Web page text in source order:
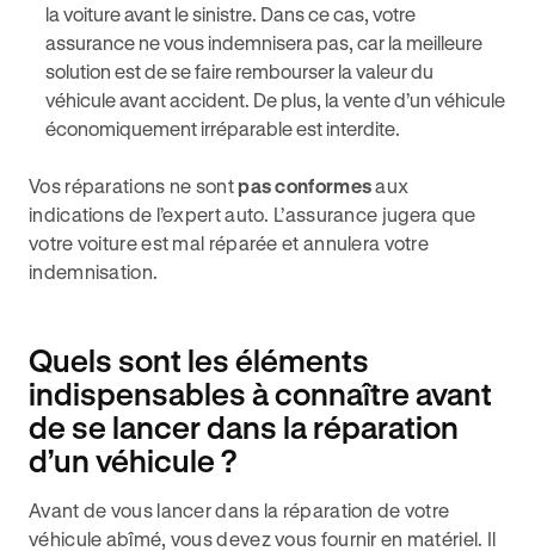
la voiture avant le sinistre. Dans ce cas, votre
assurance ne vous indemnisera pas, car la meilleure
solution est de se faire rembourser la valeur du
véhicule avant accident. De plus, la vente d’un véhicule
économiquement irréparable est interdite.
Vos réparations ne sontpas conformesaux
indications de l’expert auto. L’assurance jugera que
votre voiture est mal réparée et annulera votre
indemnisation.
Quels sont les éléments
indispensables à connaître avant
de se lancer dans la réparation
d’un véhicule ?
Avant de vous lancer dans la réparation de votre
véhicule abîmé, vous devez vous fournir en matériel. Il